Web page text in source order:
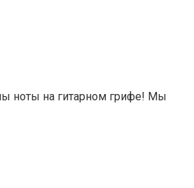
ноты на гитарном грифе! Мы